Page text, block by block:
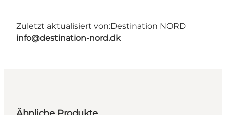
Zuletzt aktualisiert von:Destination NORD
info@destination-nord.dk